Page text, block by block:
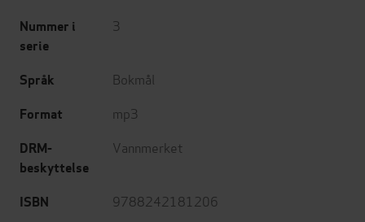
Nummer i
serie
3
Språk Bokmål
Format mp3
DRM-
beskyttelse
Vannmerket
ISBN 9788242181206